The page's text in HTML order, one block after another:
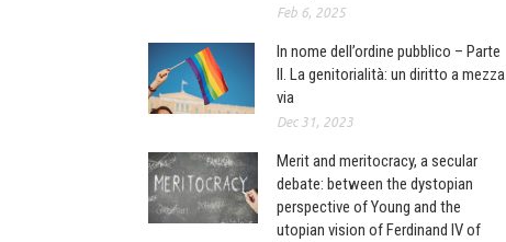
Feb 6, 2025
In nome dell’ordine pubblico – Parte
II. La genitorialità: un diritto a mezza
via
Dec 31, 2023
Merit and meritocracy, a secular
debate: between the dystopian
perspective of Young and the
utopian vision of Ferdinand IV of